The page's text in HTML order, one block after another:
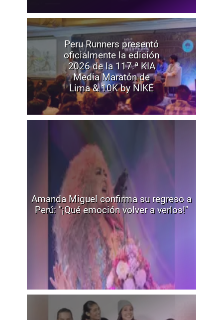
Peru Runners presentó
oficialmente la edición
2026 de la 117.ª KIA
Media Maratón de
Lima & 10K by NIKE
Amanda Miguel confirma su regreso a
Perú: "¡Qué emoción volver a verlos!"